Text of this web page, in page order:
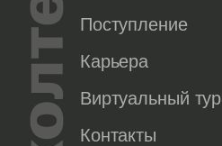
Поступление
Карьера
Виртуальный тур
Контакты